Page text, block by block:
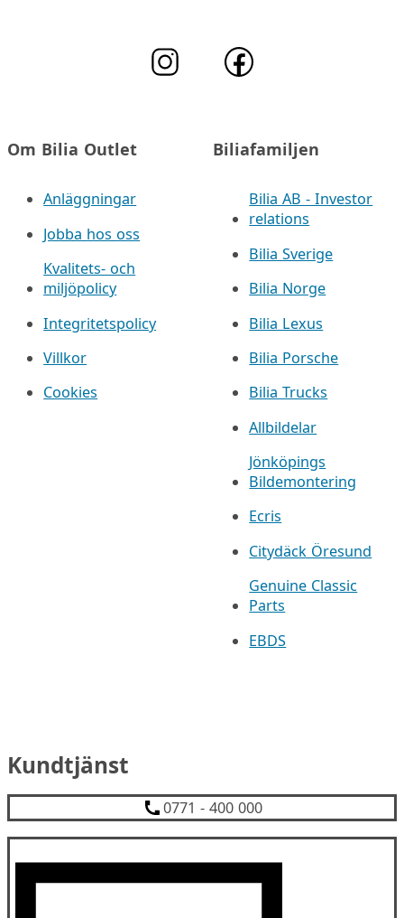
Om Bilia Outlet
Anläggningar
Jobba hos oss
Kvalitets- och
miljöpolicy
Integritetspolicy
Villkor
Cookies
Biliafamiljen
Bilia AB - Investor
relations
Bilia Sverige
Bilia Norge
Bilia Lexus
Bilia Porsche
Bilia Trucks
Allbildelar
Jönköpings
Bildemontering
Ecris
Citydäck Öresund
Genuine Classic
Parts
EBDS
Kundtjänst
0771 - 400 000